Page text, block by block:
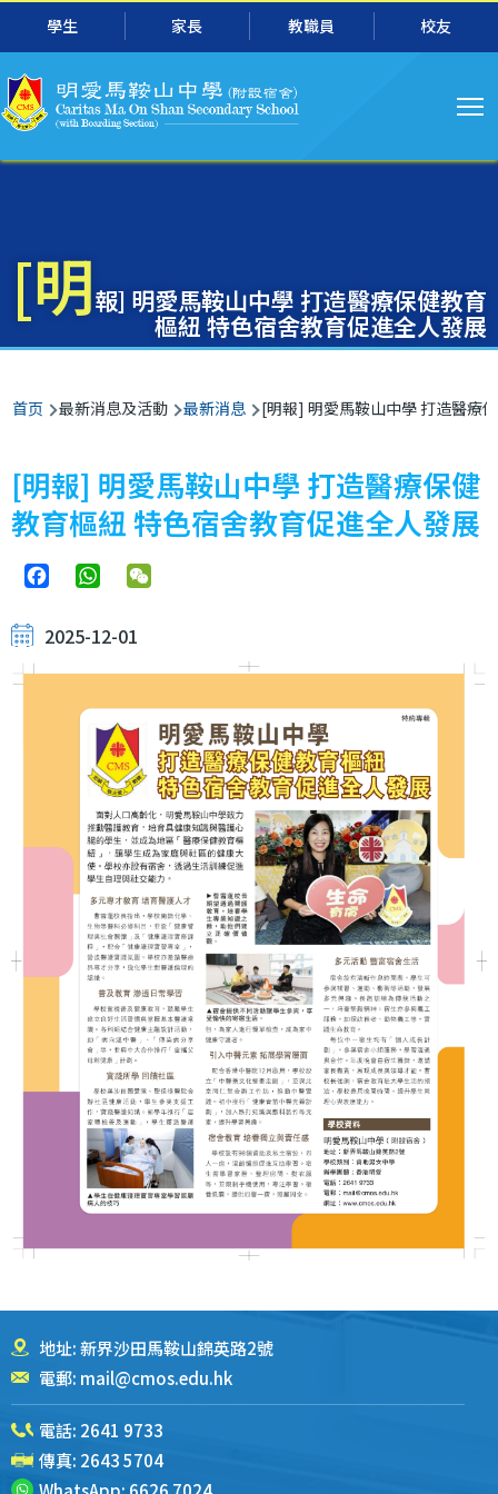
跳转到主要内容
學生 家長 教職員 校友
导
航
[明報] 明愛馬鞍山中學 打造醫療保健教育
樞紐 特色宿舍教育促進全人發展
面
包
屑
首页 最新消息及活動 最新消息 [明報] 明愛馬鞍山中學 打造醫療
[明報] 明愛馬鞍山中學 打造醫療保健
教育樞紐 特色宿舍教育促進全人發展
FacebookWhatsApp
2025-12-01
地址: 新界沙田馬鞍山錦英路2號
電郵: mail@cmos.edu.hk
電話: 2641 9733
傳真: 2643 5704